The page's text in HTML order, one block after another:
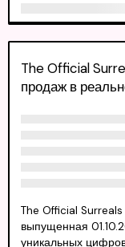
The Official
продаж в
The Official Surreals
выпущенная
уникальных